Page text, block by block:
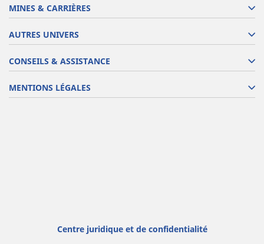
MINES & CARRIÈRES
AUTRES UNIVERS
CONSEILS & ASSISTANCE
MENTIONS LÉGALES
Centre juridique et de confidentialité